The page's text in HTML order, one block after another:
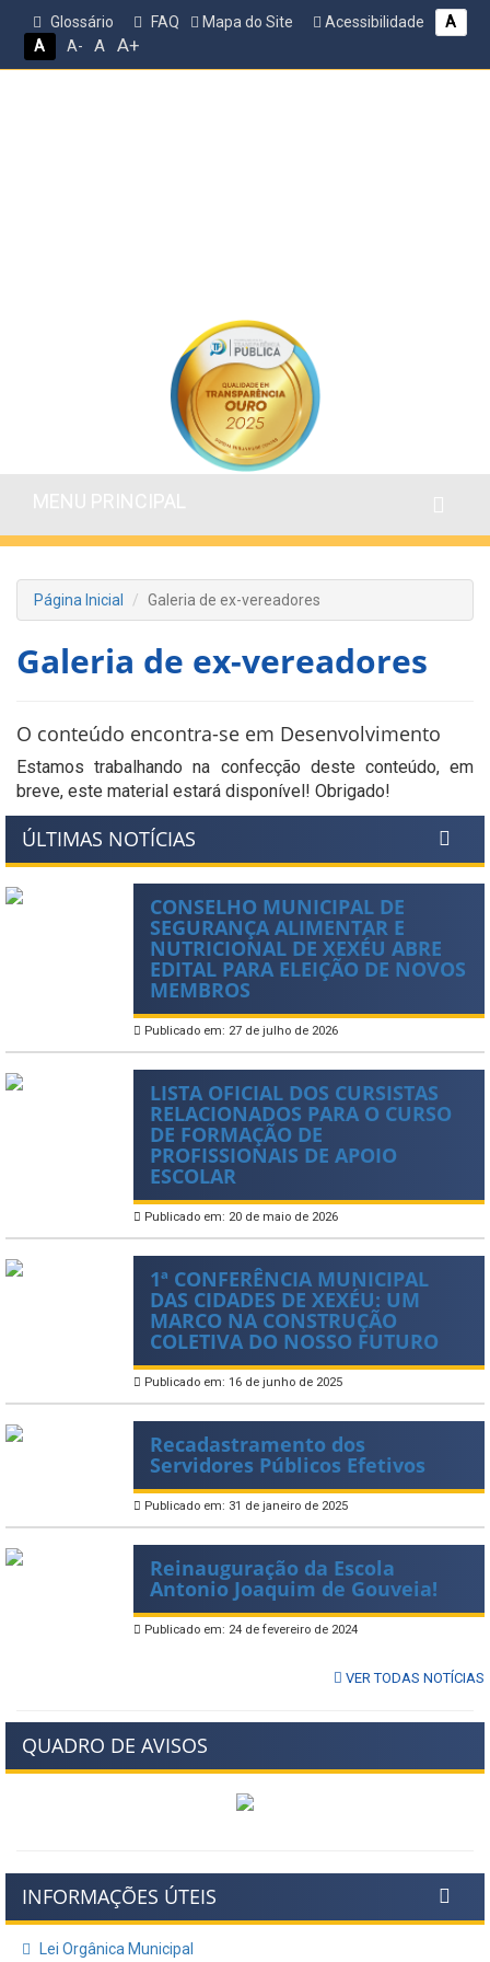
Glossário FAQ Mapa do Site Acessibilidade
A
A
A- A A+
Página Inicial Galeria de ex-vereadores
Galeria de ex-vereadores
O conteúdo encontra-se em Desenvolvimento
Estamos trabalhando na confecção deste conteúdo, em
breve, este material estará disponível! Obrigado!
ÚLTIMAS NOTÍCIAS
CONSELHO MUNICIPAL DE
SEGURANÇA ALIMENTAR E
NUTRICIONAL DE XEXÉU ABRE
EDITAL PARA ELEIÇÃO DE NOVOS
MEMBROS
Publicado em: 27 de julho de 2026
LISTA OFICIAL DOS CURSISTAS
RELACIONADOS PARA O CURSO
DE FORMAÇÃO DE
PROFISSIONAIS DE APOIO
ESCOLAR
Publicado em: 20 de maio de 2026
1ª CONFERÊNCIA MUNICIPAL
DAS CIDADES DE XEXÉU: UM
MARCO NA CONSTRUÇÃO
COLETIVA DO NOSSO FUTURO
Publicado em: 16 de junho de 2025
Recadastramento dos
Servidores Públicos Efetivos
Publicado em: 31 de janeiro de 2025
Reinauguração da Escola
Antonio Joaquim de Gouveia!
Publicado em: 24 de fevereiro de 2024
VER TODAS NOTÍCIAS
QUADRO DE AVISOS
INFORMAÇÕES ÚTEIS
Lei Orgânica Municipal